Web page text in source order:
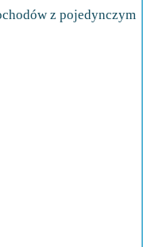
z pojedynczym